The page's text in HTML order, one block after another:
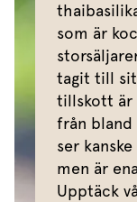
som är
tagit till
tillskott är
från bland
ser
men är
Upptäck